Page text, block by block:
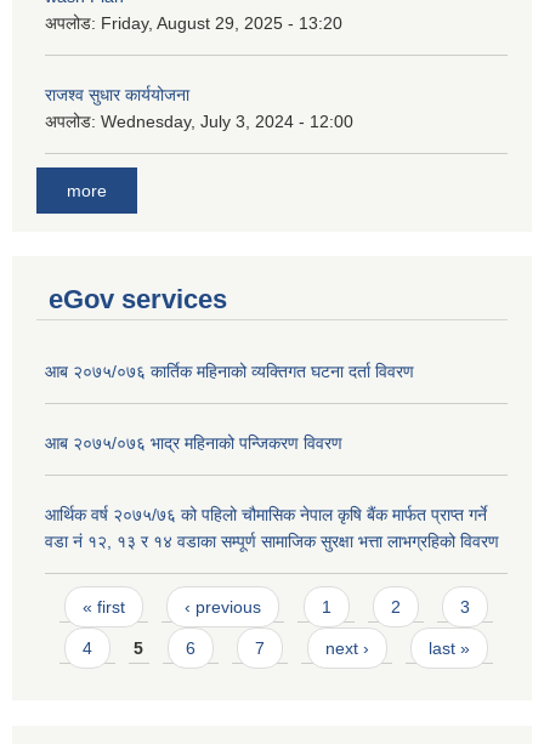
अपलोड: Friday, August 29, 2025 - 13:20
राजश्व सुधार कार्ययोजना
अपलोड: Wednesday, July 3, 2024 - 12:00
more
eGov services
आब २०७५/०७६ कार्तिक महिनाको व्यक्तिगत घटना दर्ता विवरण
आब २०७५/०७६ भाद्र महिनाको पन्जिकरण विवरण
आर्थिक वर्ष २०७५/७६ को पहिलो चौमासिक नेपाल कृषि बैंक मार्फत प्राप्त गर्ने
वडा नं १२, १३ र १४ वडाका सम्पूर्ण सामाजिक सुरक्षा भत्ता लाभग्रहिको विवरण
Pages
« first ‹ previous 1 2 3
4 5 6 7 next › last »